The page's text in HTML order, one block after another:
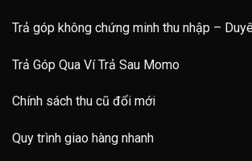
Trả góp không chứng minh thu nhập –
Trả Góp Qua Ví Trả Sau Momo
Chính sách thu cũ đổi mới
Quy trình giao hàng nhanh